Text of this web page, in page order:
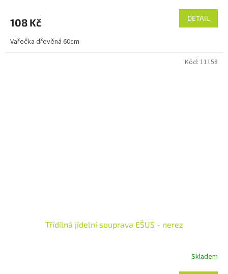
je
z
5
108 Kč DETAIL
Vařečka dřevěná 60cm
Třídílná jídelní souprava EŠUS - nerez
Skladem
Kód: 11158